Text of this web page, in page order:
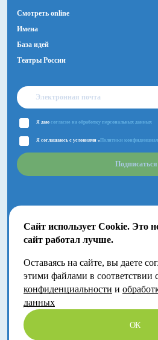
Сайт использует Cookie. Это
сайт работал лучше.
Оставаясь на сайте, вы даете
этими файлами в соответствии
конфиденциальности и
данных
ОК
Смотреть online
Имена
База идей
Театры России
Я даю согласие на обработку персональных данных
Я соглашаюсь с условиями « Политики
Подписаться
2018-2026 © Большой
Москва, Волгоградский